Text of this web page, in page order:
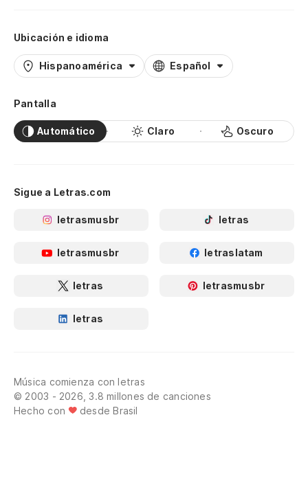
Ubicación e idioma
Hispanoamérica Español
Pantalla
Automático Claro Oscuro
Sigue a Letras.com
letrasmusbr letras
letrasmusbr letraslatam
letras letrasmusbr
letras
Música comienza con letras
© 2003 - 2026, 3.8 millones de canciones
Hecho con
desde Brasil